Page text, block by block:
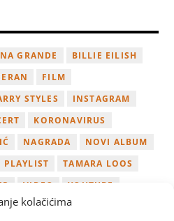
kolačićima
GRANDE
BILLIE EILISH
FILM
STYLES
INSTAGRAM
KORONAVIRUS
NAGRADA
NOVI ALBUM
PLAYLIST
TAMARA LOOS
VIDEO
YOUTUBE